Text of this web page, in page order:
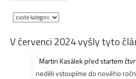
V červenci 2024 vyšly tyto
Martin Kasálek před startem
neděli vstoupíme do nového